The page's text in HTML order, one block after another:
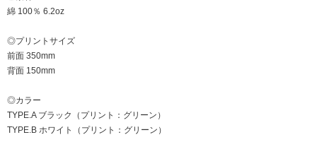
綿 100％ 6.2oz
◎プリントサイズ
前面 350mm
背面 150mm
◎カラー
TYPE.A ブラック（プリント：グリーン）
TYPE.B ホワイト（プリント：グリーン）